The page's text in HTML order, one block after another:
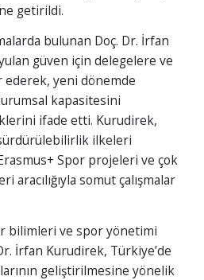
getirildi.
bulunan Doç. Dr. İrfan
güven için delegelere ve
yeni dönemde
kapasitesini
ifade etti. Kurudirek,
sürdürülebilirlik ilkeleri
Spor projeleri ve çok
aracılığıyla somut çalışmalar
bilimleri ve spor yönetimi
İrfan Kurudirek, Türkiye’de
geliştirilmesine yönelik